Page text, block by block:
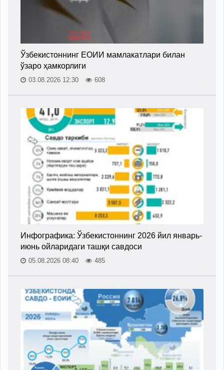
Ўзбекистоннинг ЕОИИ мамлакатлари билан
ўзаро ҳамкорлиги
03.08.2026 12:30 608
Инфографика: Ўзбекистоннинг 2026 йил январь-
июнь ойларидаги ташқи савдоси
05.08.2026 08:40 485